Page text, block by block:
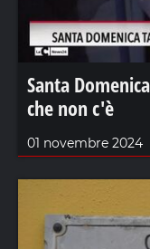
Santa
che non c'è
01 novembre 2024